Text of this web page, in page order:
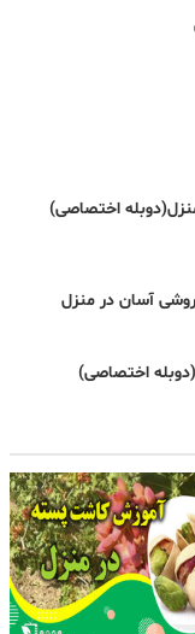
اختصاصی)
آسان در منزل
اختصاصی)